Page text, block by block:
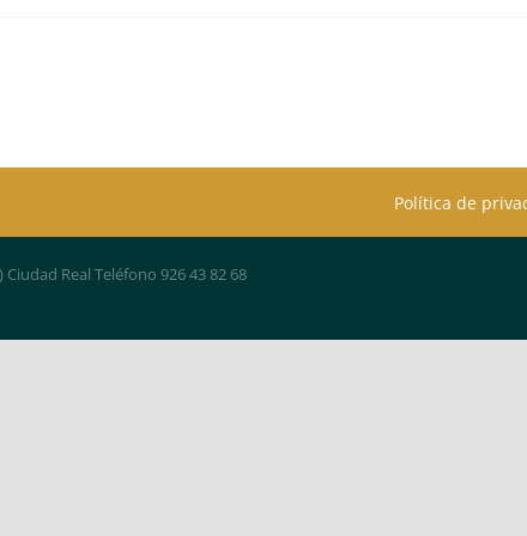
Política de
Real Teléfono 926 43 82 68